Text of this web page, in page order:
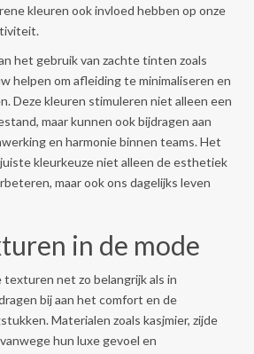
kleuren ook invloed hebben op onze
het gebruik van zachte tinten zoals
helpen om afleiding te minimaliseren en
Deze kleuren stimuleren niet alleen een
maar kunnen ook bijdragen aan
en harmonie binnen teams. Het
kleurkeuze niet alleen de esthetiek
maar ook ons dagelijks leven
in de mode
texturen net zo belangrijk als in
bij aan het comfort en de
Materialen zoals kasjmier, zijde
hun luxe gevoel en